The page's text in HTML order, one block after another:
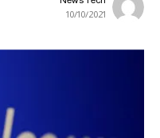
10/10/2021